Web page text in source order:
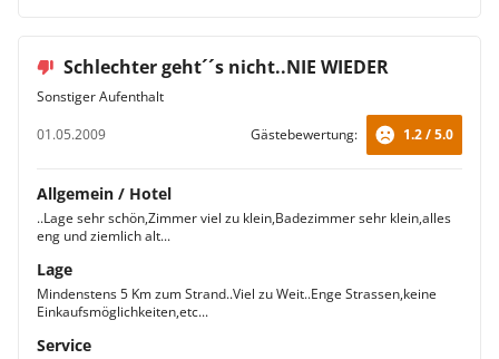
Schlechter geht´´s nicht..NIE WIEDER
Sonstiger Aufenthalt
01.05.2009
Gästebewertung: 1.2 / 5.0
Allgemein / Hotel
..Lage sehr schön,Zimmer viel zu klein,Badezimmer sehr klein,alles
eng und ziemlich alt...
Lage
Mindenstens 5 Km zum Strand..Viel zu Weit..Enge Strassen,keine
Einkaufsmöglichkeiten,etc...
Service